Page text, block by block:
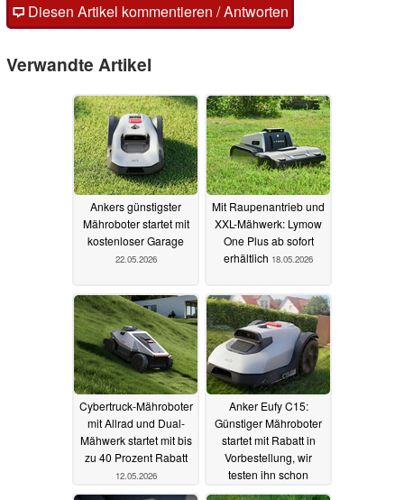
Diesen Artikel kommentieren / Antworten
Verwandte Artikel
Ankers günstigster
Mähroboter startet mit
kostenloser Garage
22.05.2026
Mit Raupenantrieb und
XXL-Mähwerk: Lymow
One Plus ab sofort
erhältlich 18.05.2026
Cybertruck-Mähroboter
mit Allrad und Dual-
Mähwerk startet mit bis
zu 40 Prozent Rabatt
12.05.2026
Anker Eufy C15:
Günstiger Mähroboter
startet mit Rabatt in
Vorbestellung, wir
testen ihn schon
29.04.2026